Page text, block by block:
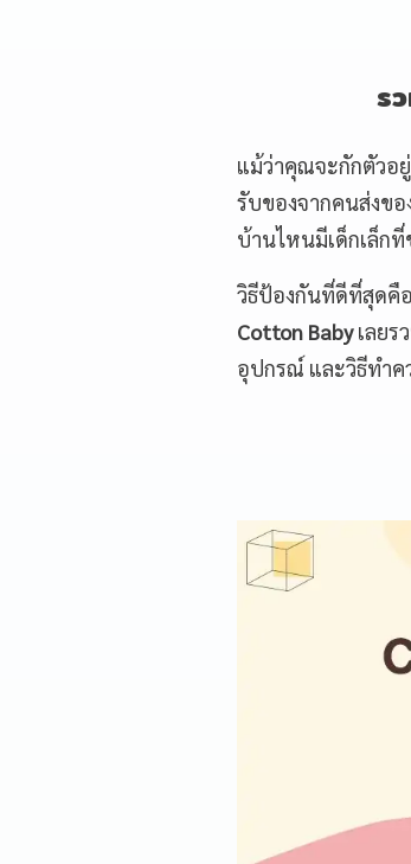
ร
แม้ว่าคุณจะกักตัวอ
รับของจากคนส่งข
บ้านไหนมีเด็กเล็ก
วิธีป้องกันที่ดีที่สุดคื
Cotton Babyเลยร
อุปกรณ์ และวิธีทำ